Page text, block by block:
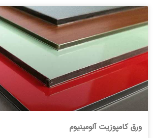
ورق کامپوزیت آلومینیوم